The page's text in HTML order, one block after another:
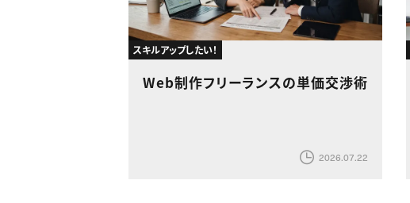
スキルアップしたい！
Web制作フリーランスの単価交渉術
2026.07.22